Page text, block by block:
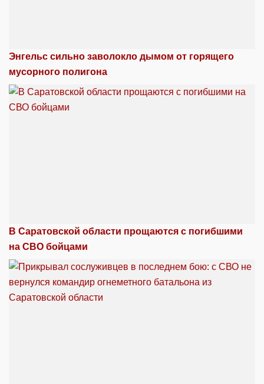
Энгельс сильно заволокло дымом от горящего
мусорного полигона
В Саратовской области прощаются с погибшими
на СВО бойцами